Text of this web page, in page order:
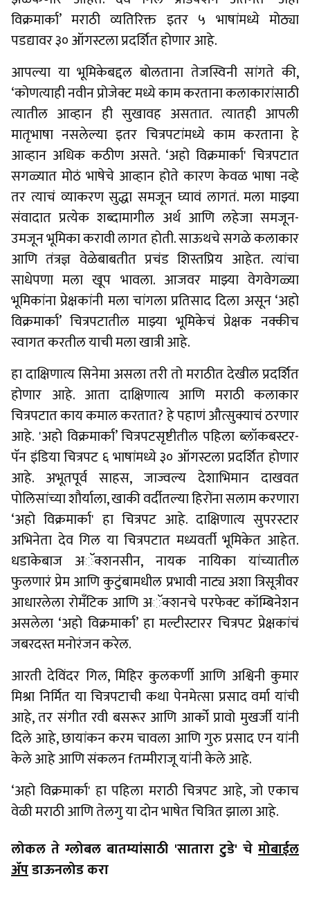
विक्रमार्का’ मराठी व्यतिरिक्त इतर ५ भाषांमध्ये मोठ्या
पडद्यावर ३० ऑगस्टला प्रदर्शित होणार आहे.
आपल्या या भूमिकेबद्दल बोलताना तेजस्विनी सांगते की,
‘कोणत्याही नवीन प्रोजेक्ट मध्ये काम करताना कलाकारांसाठी
त्यातील आव्हान ही सुखावह असतात. त्यातही आपली
मातृभाषा नसलेल्या इतर चित्रपटांमध्ये काम करताना हे
आव्हान अधिक कठीण असते. ‘अहो विक्रमार्का' चित्रपटात
सगळ्यात मोठं भाषेचे आव्हान होते कारण केवळ भाषा नव्हे
तर त्याचं व्याकरण सुद्धा समजून घ्यावं लागतं. मला माझ्या
संवादात प्रत्येक शब्दामागील अर्थ आणि लहेजा समजून-
उमजून भूमिका करावी लागत होती. साऊथचे सगळे कलाकार
आणि तंत्रज्ञ वेळेबाबतीत प्रचंड शिस्तप्रिय आहेत. त्यांचा
साधेपणा मला खूप भावला. आजवर माझ्या वेगवेगळ्या
भूमिकांना प्रेक्षकांनी मला चांगला प्रतिसाद दिला असून ‘अहो
विक्रमार्का’ चित्रपटातील माझ्या भूमिकेचं प्रेक्षक नक्कीच
स्वागत करतील याची मला खात्री आहे.
हा दाक्षिणात्य सिनेमा असला तरी तो मराठीत देखील प्रदर्शित
होणार आहे. आता दाक्षिणात्य आणि मराठी कलाकार
चित्रपटात काय कमाल करतात? हे पहाणं औत्सुक्याचं ठरणार
आहे. 'अहो विक्रमार्का’ चित्रपटसृष्टीतील पहिला ब्लॉकबस्टर-
पॅन इंडिया चित्रपट ६ भाषांमध्ये ३० ऑगस्टला प्रदर्शित होणार
आहे. अभूतपूर्व साहस, जाज्वल्य देशाभिमान दाखवत
पोलिसांच्या शौर्याला, खाकी वर्दीतल्या हिरोंना सलाम करणारा
‘अहो विक्रमार्का' हा चित्रपट आहे. दाक्षिणात्य सुपरस्टार
अभिनेता देव गिल या चित्रपटात मध्यवर्ती भूमिकेत आहेत.
धडाकेबाज अॅक्शनसीन, नायक नायिका यांच्यातील
फुलणारं प्रेम आणि कुटुंबामधील प्रभावी नाट्य अशा त्रिसूत्रीवर
आधारलेला रोमँटिक आणि अॅक्शनचे परफेक्ट कॉम्बिनेशन
असलेला ‘अहो विक्रमार्का’ हा मल्टीस्टारर चित्रपट प्रेक्षकांचं
जबरदस्त मनोरंजन करेल.
आरती देविंदर गिल, मिहिर कुलकर्णी आणि अश्विनी कुमार
मिश्रा निर्मित या चित्रपटाची कथा पेनमेत्सा प्रसाद वर्मा यांची
आहे, तर संगीत रवी बसरूर आणि आर्को प्रावो मुखर्जी यांनी
दिले आहे, छायांकन करम चावला आणि गुरु प्रसाद एन यांनी
केले आहे आणि संकलन fतम्मीराजू यांनी केले आहे.
‘अहो विक्रमार्का' हा पहिला मराठी चित्रपट आहे, जो एकाच
वेळी मराठी आणि तेलगु या दोन भाषेत चित्रित झाला आहे.
लोकल ते ग्लोबल बातम्यांसाठी 'सातारा टुडे' चे मोबाईल
ॲपडाऊनलोड करा